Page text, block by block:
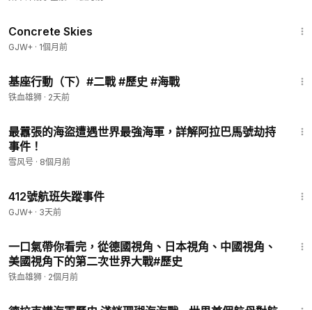
Concrete Skies
GJW+ · 1個月前
基座行動（下）#二戰 #歷史 #海戰
铁血雄狮 · 2天前
最囂張的海盜遭遇世界最強海軍，詳解阿拉巴馬號劫持
事件！
雪风号 · 8個月前
412號航班失蹤事件
GJW+ · 3天前
一口氣帶你看完，從德國視角、日本視角、中國視角、
美國視角下的第二次世界大戰#歷史
铁血雄狮 · 2個月前